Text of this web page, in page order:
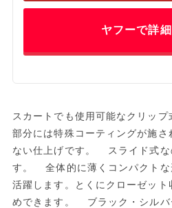
ヤフーで詳
スカートでも使用可能なクリッ
部分には特殊コーティングが施さ
ない仕上げです。 スライド式な
す。 全体的に薄くコンパクトな
活躍します。とくにクローゼッ
めできます。 ブラック・シル